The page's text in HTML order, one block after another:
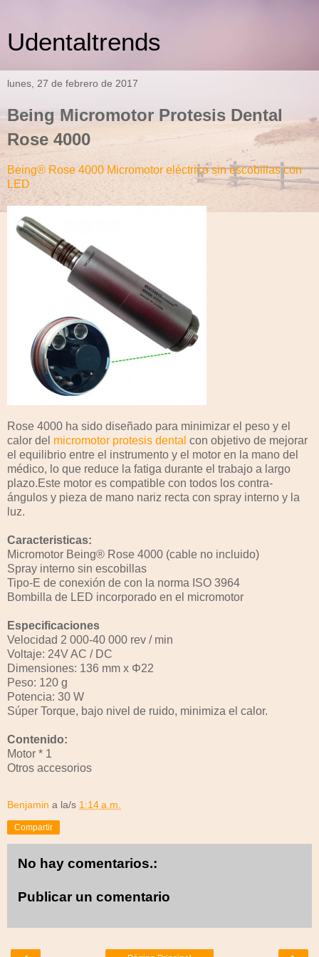
Udentaltrends
lunes, 27 de febrero de 2017
Being Micromotor Protesis Dental
Rose 4000
Being® Rose 4000 Micromotor eléctrico sin escobillas con
LED
Rose 4000 ha sido diseñado para minimizar el peso y el
calor del micromotor protesis dental con objetivo de mejorar
el equilibrio entre el instrumento y el motor en la mano del
médico, lo que reduce la fatiga durante el trabajo a largo
plazo.Este motor es compatible con todos los contra-
ángulos y pieza de mano nariz recta con spray interno y la
luz.
Caracteristicas:
Micromotor Being® Rose 4000 (cable no incluido)
Spray interno sin escobillas
Tipo-E de conexión de con la norma ISO 3964
Bombilla de LED incorporado en el micromotor
Especificaciones
Velocidad 2 000-40 000 rev / min
Voltaje: 24V AC / DC
Dimensiones: 136 mm x Φ22
Peso: 120 g
Potencia: 30 W
Súper Torque, bajo nivel de ruido, minimiza el calor.
Contenido:
Motor * 1
Otros accesorios
Benjamin a la/s 1:14 a.m.
Compartir
No hay comentarios.:
Publicar un comentario